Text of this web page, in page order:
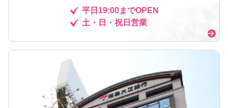
平日19:00までOPEN
土・日・祝日営業